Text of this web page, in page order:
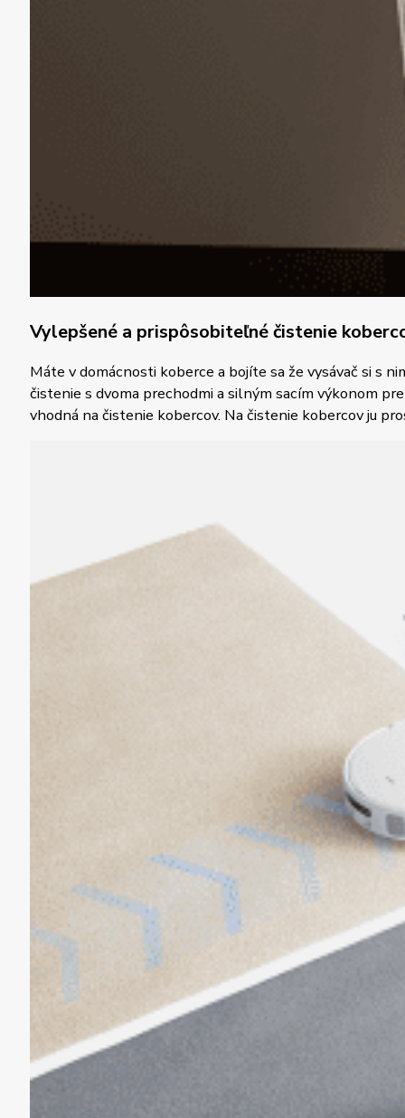
Vylepšené a prispôsobiteľné čistenie
Máte v domácnosti koberce a bojíte sa že vysávač si s
čistenie s dvoma prechodmi a silným sacím výkonom
vhodná na čistenie kobercov. Na čistenie kobercov ju